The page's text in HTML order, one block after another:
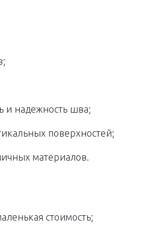
и надежность шва;
поверхностей;
материалов.
стоимость;